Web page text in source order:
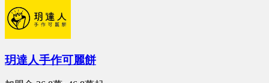
玥達人手作可麗餅